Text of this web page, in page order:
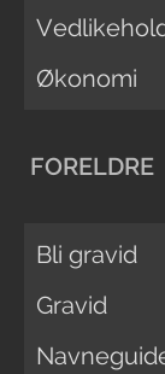
Økonomi
FORELDRE
Bli gravid
Gravid